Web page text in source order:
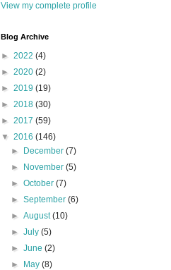
View my complete profile
Blog Archive
► 2022 (4)
► 2020 (2)
► 2019 (19)
► 2018 (30)
► 2017 (59)
▼ 2016 (146)
►
December(7)
►
November(5)
►October(7)
►September(6)
►August(10)
►July(5)
►June(2)
►
May(8)